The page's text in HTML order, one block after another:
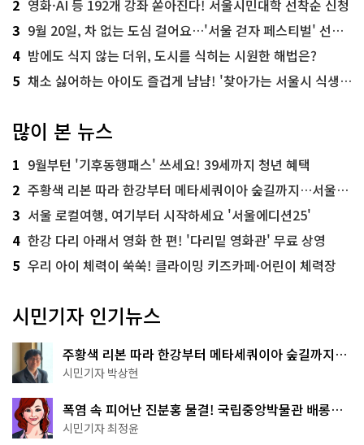
2 영화·AI 등 192개 강좌 쏟아진다! 서울시민대학 선착순 신청
3 9월 20일, 차 없는 도심 걸어요…'서울 걷자 페스티벌' 선착순 5천명
4 밤에도 식지 않는 더위, 도시를 식히는 시원한 해법은?
5 채소 싫어하는 아이도 즐겁게 냠냠! '찾아가는 서울시 식생활 교육' 현장
많이 본 뉴스
1 9월부턴 '기후동행패스' 쓰세요! 39세까지 청년 혜택
2 주황색 리본 따라 한강부터 메타세쿼이아 숲길까지…서울둘레길 15코스
3 서울 로컬여행, 여기부터 시작하세요 '서울에디션25'
4 한강 다리 아래서 영화 한 편! '다리밑 영화관' 무료 상영
5 우리 아이 체력이 쑥쑥! 클라이밍 키즈카페·어린이 체력장
시민기자 인기뉴스
주황색 리본 따라 한강부터 메타세쿼이아 숲길까지…
서울둘레길 15코스
시민기자 박상현
폭염 속 피어난 진분홍 물결! 국립중앙박물관 배롱나
무 명소
시민기자 최정윤